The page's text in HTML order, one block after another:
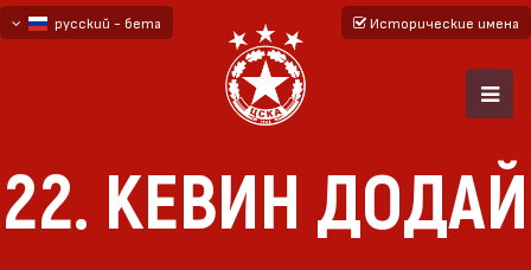
русский - бета
Исторические имена
22. КЕВИН ДОДАЙ